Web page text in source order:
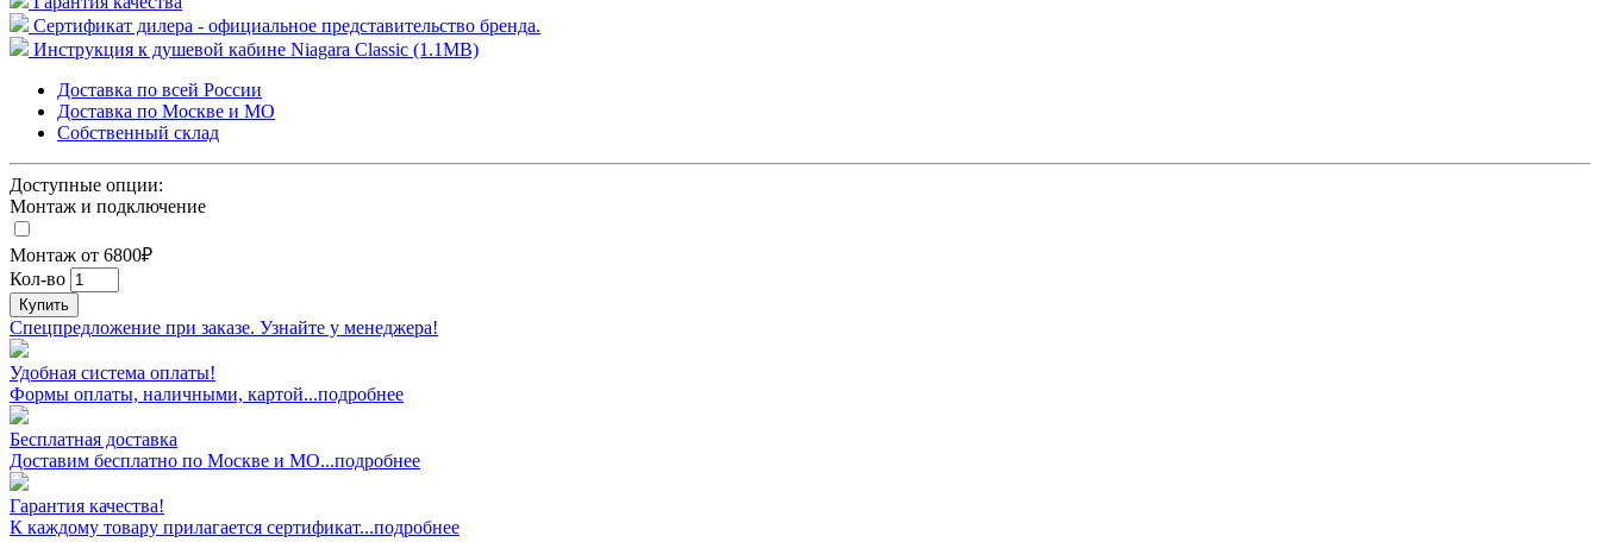
Сертификат дилера - официальное представительство бренда.
Инструкция к душевой кабине Niagara Classic (1.1MB)
Доставка по всей России
Доставка по Москве и МО
Собственный склад
Доступные опции:
Монтаж и подключение
Монтаж от 6800₽
Кол-во
Купить
Спецпредложение при заказе. Узнайте у менеджера!
Удобная система оплаты!
Формы оплаты, наличными, картой...подробнее
Бесплатная доставка
Доставим бесплатно по Москве и МО...подробнее
Гарантия качества!
К каждому товару прилагается сертификат...подробнее